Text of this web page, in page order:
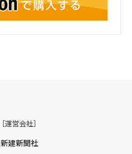
［運営会社］
新建新聞社